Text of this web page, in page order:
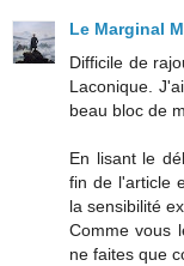
Le Marginal
Difficile de
Laconique.
beau bloc de
En lisant le
fin de l'article
la sensibilité
Comme vous
ne faites que